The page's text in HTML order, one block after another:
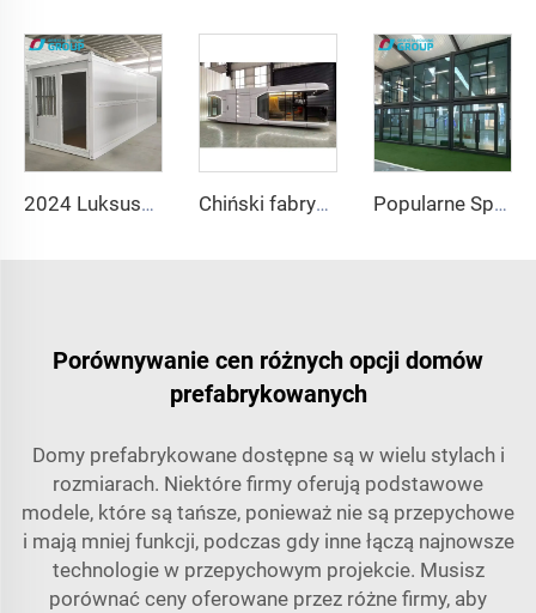
2024 Luksusowy 20-stopowy prefabrykowany składany kontenerowy dom Prefabrykowane domy Składany kontenerowy dom na sprzedaż Chiński fabryczny inteligentny system domowy luksusowy mobilny dom nowa kapsuła kosmiczna stalowy prefabrykowany kontenerowy dom dla hotelu i ośrodka wypoczynkowego Popularne Sprzedaż Wyjątkowej Jakości Luksusowe Domki Zwalnialne Prefabrykowane Kontenery Złamanego Domu z Dobrą Ceną
Porównywanie cen różnych opcji domów
prefabrykowanych
Domy prefabrykowane dostępne są w wielu stylach i
rozmiarach. Niektóre firmy oferują podstawowe
modele, które są tańsze, ponieważ nie są przepychowe
i mają mniej funkcji, podczas gdy inne łączą najnowsze
technologie w przepychowym projekcie. Musisz
porównać ceny oferowane przez różne firmy, aby